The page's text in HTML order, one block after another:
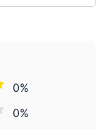
0%
0%